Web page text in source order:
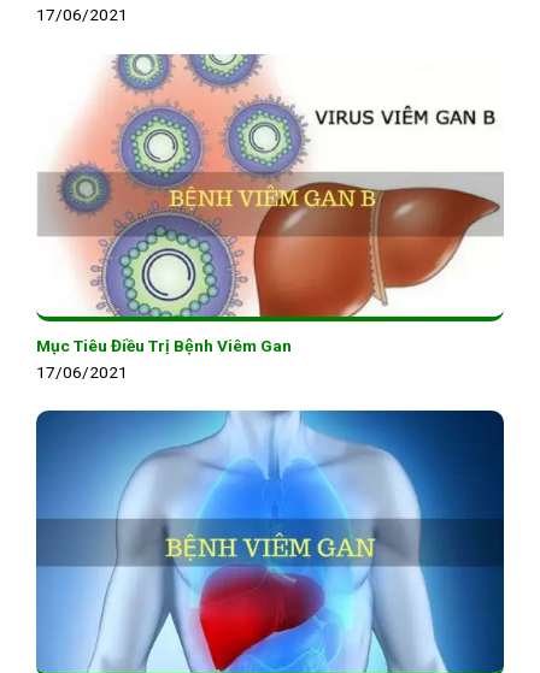
17/06/2021
Mục Tiêu Điều Trị Bệnh Viêm Gan
17/06/2021